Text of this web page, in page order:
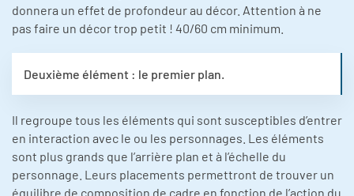
donnera un effet de profondeur au décor. Attention à ne
pas faire un décor trop petit ! 40/60 cm minimum.
Deuxième élément : le premier plan.
Il regroupe tous les éléments qui sont susceptibles d’entrer
en interaction avec le ou les personnages. Les éléments
sont plus grands que l’arrière plan et à l’échelle du
personnage. Leurs placements permettront de trouver un
équilibre de composition de cadre en fonction de l’action du